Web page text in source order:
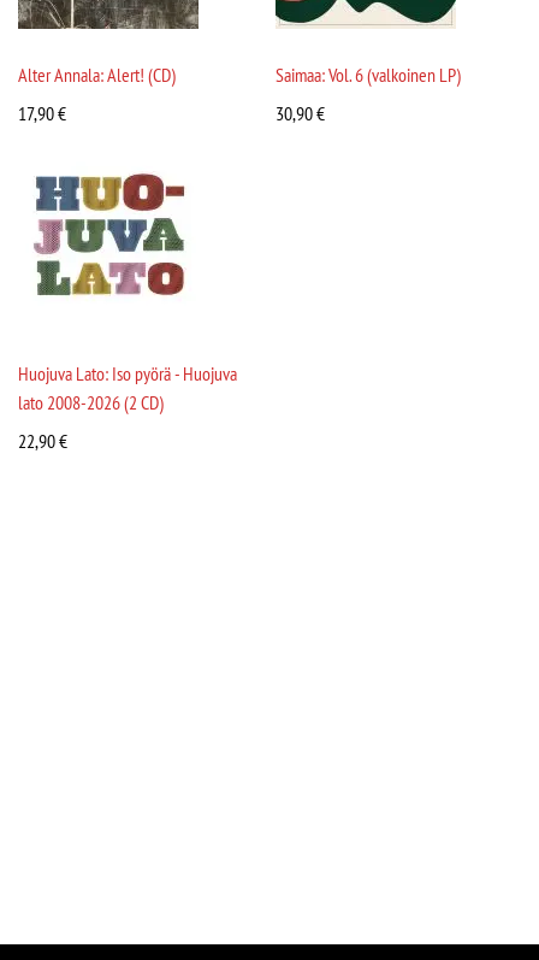
Alter Annala: Alert! (CD)
17,90€
Saimaa: Vol. 6 (valkoinen LP)
30,90€
Huojuva Lato: Iso pyörä - Huojuva
lato 2008-2026 (2 CD)
22,90€